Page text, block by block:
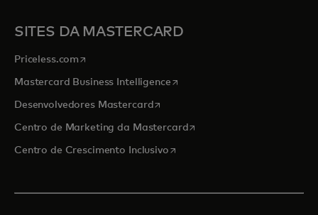
SITES DA MASTERCARD
Priceless.com abre em uma nova guia
Mastercard Business Intelligenceabre em uma nova guia
Desenvolvedores Mastercardabre em uma nova guia
Centro de Marketing da Mastercardabre em uma nova guia
Centro de Crescimento Inclusivoabre em uma nova guia